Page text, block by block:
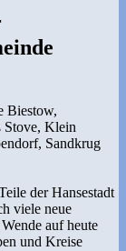
Biestow,
Stove, Klein
Sandkrug
der Hansestadt
viele neue
auf heute
und Kreise